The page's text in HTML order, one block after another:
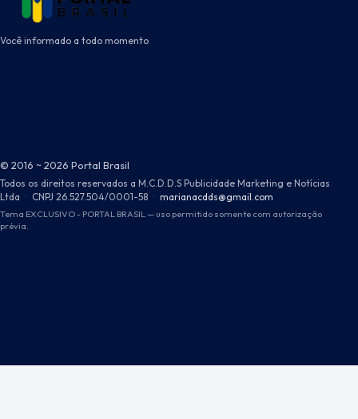
Você informado a todo momento
© 2016 ~ 2026 Portal Brasil
Todos os direitos reservados a M.C.D.D.S Publicidade Marketing e Notícias
Ltda · CNPJ 26.527.504/0001-58 · marianacdds@gmail.com
Tema EXCLUSIVO - PORTAL BRASIL — uso permitido somente com autorização
prévia.